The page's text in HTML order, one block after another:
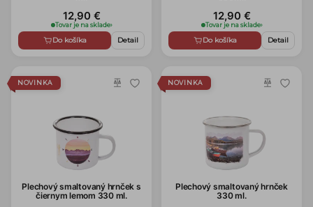
12,90 €
Tovar je na sklade›
Do košíka Detail
12,90 €
Tovar je na sklade›
Do košíka Detail
NOVINKA
Plechový smaltovaný hrnček s
čiernym lemom 330 ml.
NOVINKA
Plechový smaltovaný hrnček
330 ml.